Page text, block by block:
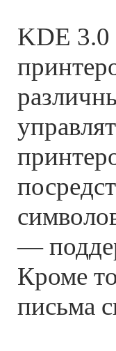
KDE 3.0
—
Кроме
письма